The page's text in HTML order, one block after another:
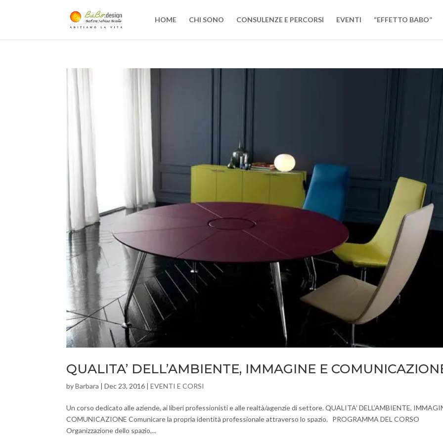
HOME CHI SONO CONSULENZE E PERCORSI EVENTI “EFFETTO BABO”
QUALITA’ DELL’AMBIENTE, IMMAGINE E
byBarbara |Dec 23, 2016 |EVENTI E CORSI
Un corso dedicato alle aziende, ai liberi professionisti e alle realtà/agenzie di settore. QUALITA’ DELL’AMBIENTE,
COMUNICAZIONE Comunicare la propria identità professionale attraverso lo spazio. PROGRAMMA DEL CORSO
Organizzazione dello spazio,...